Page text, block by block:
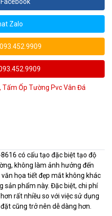
Zalo
Tấm Ốp Tường Pvc Vân Đá
có cấu tạo đặc biệt tạo độ
không làm ảnh hưởng đến
họa tiết đẹp mắt không khác
sản phẩm này. Đặc biệt, chi phí
rất nhiều so với việc sử dụng
cũng trở nên dễ dàng hơn.